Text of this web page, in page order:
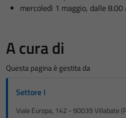
mercoledì 1 maggio, dalle 8.00
A cura di
Questa pagina è gestita da
Settore I
Viale Europa, 142 - 90039 Villabate